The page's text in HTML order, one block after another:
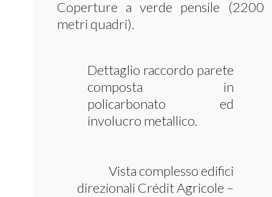
Coperture a verde pensile (2200
metri quadri).
Dettaglio raccordo parete
composta in
policarbonato ed
involucro metallico.
Vista complesso edifici
direzionali Crédit Agricole –